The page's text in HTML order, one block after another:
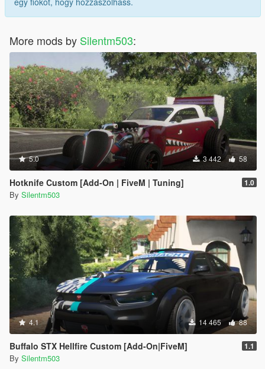
More mods by Silentm503:
5.0 3 442 58
Hotknife Custom [Add-On | FiveM | Tuning] 1.0
By Silentm503
4.1 14 465 88
Buffalo STX Hellfire Custom [Add-On|FiveM] 1.1
By Silentm503